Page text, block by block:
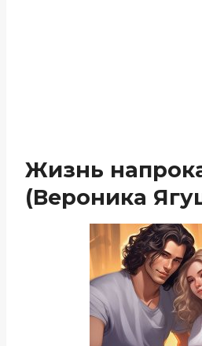
Жизнь
(Вероника